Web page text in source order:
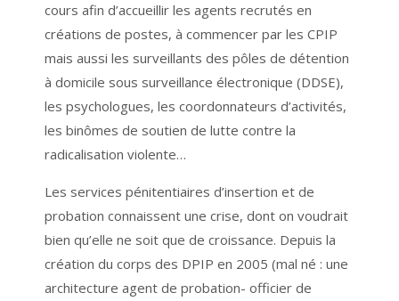
cours afin d’accueillir les agents recrutés en
créations de postes, à commencer par les CPIP
mais aussi les surveillants des pôles de détention
à domicile sous surveillance électronique (DDSE),
les psychologues, les coordonnateurs d’activités,
les binômes de soutien de lutte contre la
radicalisation violente…
Les services pénitentiaires d’insertion et de
probation connaissent une crise, dont on voudrait
bien qu’elle ne soit que de croissance. Depuis la
création du corps des DPIP en 2005 (mal né : une
architecture agent de probation- officier de